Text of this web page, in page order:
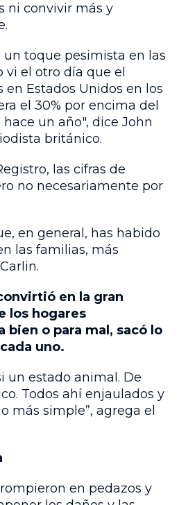
ni convivir más y
un toque pesimista en las
vi el otro día que el
Estados Unidos en los
el 30% por encima del
un año", dice John
británico.
las cifras de
no necesariamente por
en general, has habido
las familias, más
en la gran
los hogares
bien o para mal, sacó lo
uno.
un estado animal. De
Todos ahí enjaulados y
más simple”, agrega el
en pedazos y